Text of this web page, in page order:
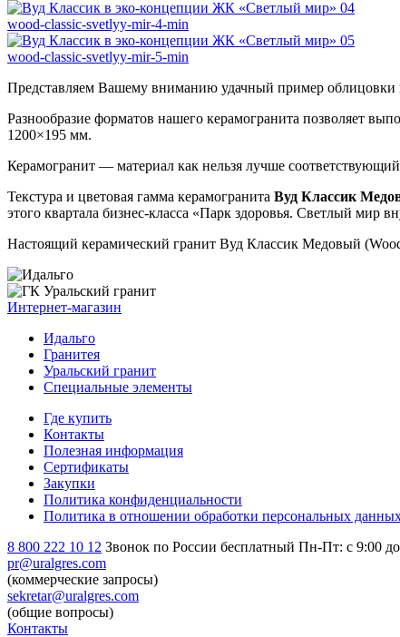
wood-classic-svetlyy-mir-4-min
wood-classic-svetlyy-mir-5-min
Представляем Вашему вниманию удачный пример
Разнообразие форматов нашего керамогранита позволяет
1200×195 мм.
Керамогранит — материал как нельзя лучше
Текстура и цветовая гамма керамогранита Вуд Классик
этого квартала бизнес-класса «Парк здоровья. Светлый мир
Настоящий керамический гранит Вуд Классик Медовый
Интернет-магазин
Идальго
Гранитея
Уральский гранит
Специальные элементы
Где купить
Контакты
Полезная информация
Сертификаты
Закупки
Политика конфиденциальности
Политика в отношении обработки персональных
8 800 222 10 12 Звонок по России бесплатный Пн-Пт: с 9:00
pr@uralgres.com
(коммерческие запросы)
sekretar@uralgres.com
(общие вопросы)
Контакты